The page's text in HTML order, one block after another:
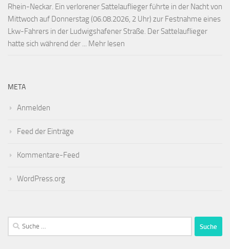
Rhein-Neckar. Ein verlorener Sattelauflieger führte in der Nacht von
Mittwoch auf Donnerstag (06.08.2026, 2 Uhr) zur Festnahme eines
Lkw-Fahrers in der Ludwigshafener Straße. Der Sattelauflieger
hatte sich während der ... Mehr lesen
META
Anmelden
Feed der Einträge
Kommentare-Feed
WordPress.org
Suche
nach: